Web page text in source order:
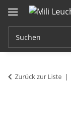
Zurück zur Liste